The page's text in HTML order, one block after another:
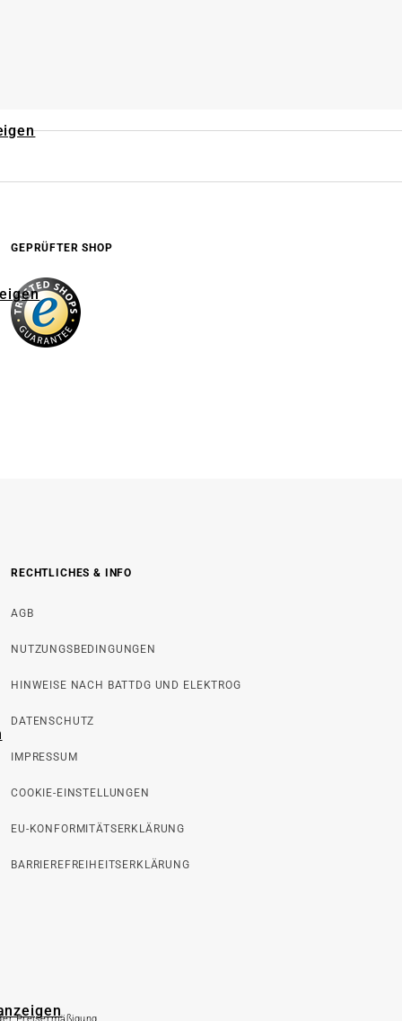
GEPRÜFTER SHOP
RECHTLICHES & INFO
AGB
NUTZUNGSBEDINGUNGEN
HINWEISE NACH BATTDG UND ELEKTROG
DATENSCHUTZ
IMPRESSUM
COOKIE-EINSTELLUNGEN
EU-KONFORMITÄTSERKLÄRUNG
BARRIEREFREIHEITSERKLÄRUNG